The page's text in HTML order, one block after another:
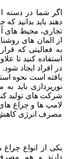
اگر شما در دسته
دهند باید بدانید
تجاری، محیط های
از المان های
به فعالیتی که
استفاده کنید تا
در افراد ایجاد
یافته است نحوه
نورپردازی باید
شرکت های تولید
لامپ ها و چراغ
مصرف انرژی کاهش
یکی از انواع
دارند و هم